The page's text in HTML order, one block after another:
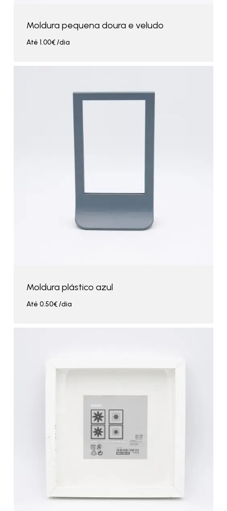
Moldura pequena doura e veludo
Até 1.00€/dia
Moldura plástico azul
Até 0.50€/dia